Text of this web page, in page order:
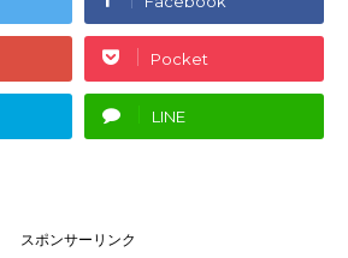
Pocket
LINE
スポンサーリンク